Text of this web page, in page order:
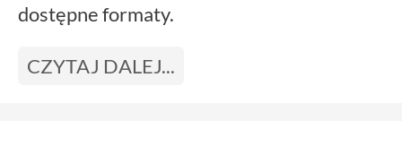
dostępne formaty.
CZYTAJ DALEJ...